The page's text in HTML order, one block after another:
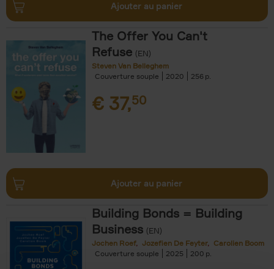
Ajouter au panier
The Offer You Can't
Refuse (EN)
Steven Van Belleghem
Couverture souple
2020 256
€ 37,50
Ajouter au panier
Building Bonds = Building
Business (EN)
Jochen Roef Jozefien De Feyter
Carolien Boom
Couverture souple
2025 200